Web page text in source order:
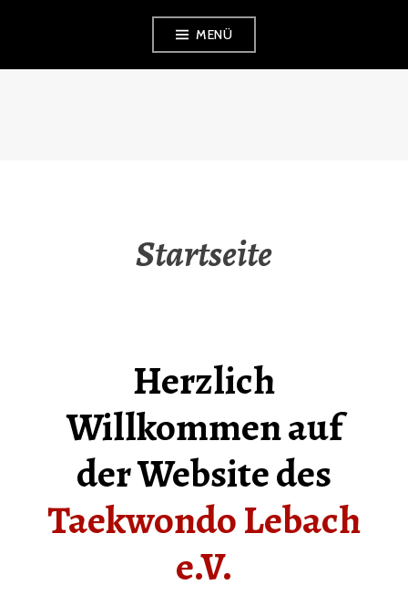
MENÜ
Startseite
Herzlich
Willkommen auf
der Website des
Taekwondo Lebach
e.V.